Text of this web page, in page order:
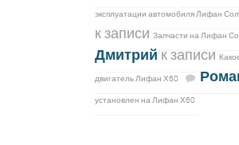
эксплуатации автомобиля Лифан
к записи Запчасти на Лифан
Дмитрий к записи
двигатель Лифан Х60
установлен на Лифан Х60